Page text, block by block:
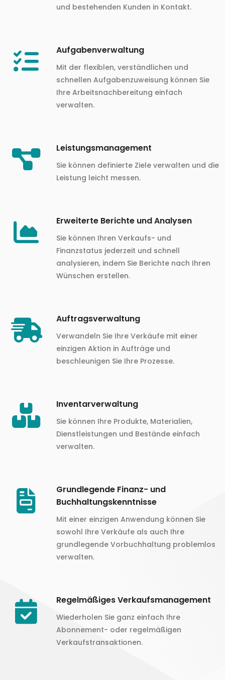
und bestehenden Kunden in Kontakt.
Aufgabenverwaltung
Mit der flexiblen, verständlichen und
schnellen Aufgabenzuweisung können Sie
Ihre Arbeitsnachbereitung einfach
verwalten.
Leistungsmanagement
Sie können definierte Ziele verwalten und die
Leistung leicht messen.
Erweiterte Berichte und Analysen
Sie können Ihren Verkaufs- und
Finanzstatus jederzeit und schnell
analysieren, indem Sie Berichte nach Ihren
Wünschen erstellen.
Auftragsverwaltung
Verwandeln Sie Ihre Verkäufe mit einer
einzigen Aktion in Aufträge und
beschleunigen Sie Ihre Prozesse.
Inventarverwaltung
Sie können Ihre Produkte, Materialien,
Dienstleistungen und Bestände einfach
verwalten.
Grundlegende Finanz- und
Buchhaltungskenntnisse
Mit einer einzigen Anwendung können Sie
sowohl Ihre Verkäufe als auch Ihre
grundlegende Vorbuchhaltung problemlos
verwalten.
Regelmäßiges Verkaufsmanagement
Wiederholen Sie ganz einfach Ihre
Abonnement- oder regelmäßigen
Verkaufstransaktionen.